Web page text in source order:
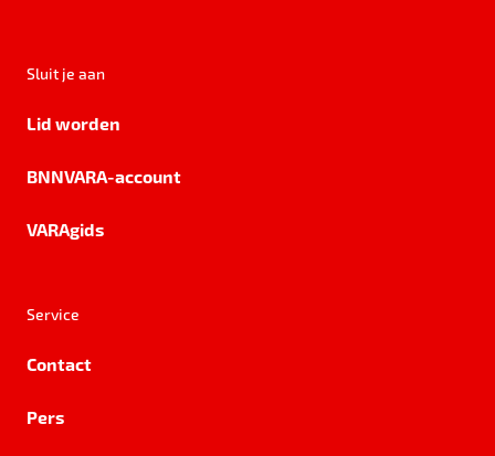
Sluit je aan
Lid worden
BNNVARA-account
VARAgids
Service
Contact
Pers